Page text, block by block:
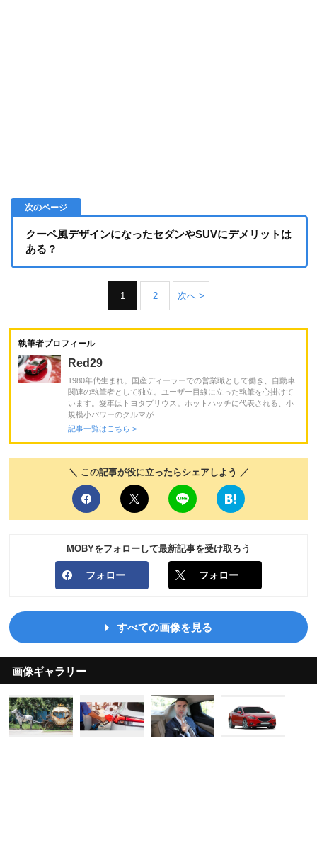
クーペ風デザインになったセダンやSUVにデメリットは
ある？
1 2 次へ >
執筆者プロフィール
Red29
1980年代生まれ。国産ディーラーでの営業職として働き、自動車
関連の執筆者として独立。ユーザー目線に立った執筆を心掛けて
います。愛車はトヨタプリウス。ホットハッチに代表される、小
規模小パワーのクルマが...
記事一覧はこちら >
＼ この記事が役に立ったらシェアしよう ／
MOBYをフォローして最新記事を受け取ろう
フォロー フォロー
すべての画像を見る
画像ギャラリー